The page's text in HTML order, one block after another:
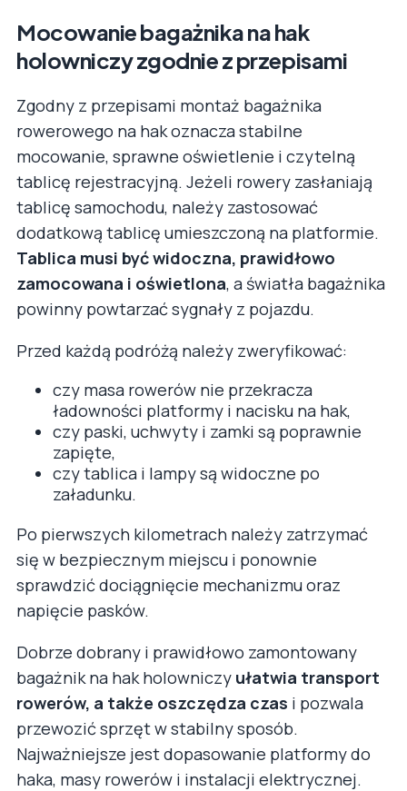
Mocowanie bagażnika na hak
holowniczy zgodnie z przepisami
Zgodny z przepisami montaż bagażnika
rowerowego na hak oznacza stabilne
mocowanie, sprawne oświetlenie i czytelną
tablicę rejestracyjną. Jeżeli rowery zasłaniają
tablicę samochodu, należy zastosować
dodatkową tablicę umieszczoną na platformie.
Tablica musi być widoczna, prawidłowo
zamocowana i oświetlona, a światła bagażnika
powinny powtarzać sygnały z pojazdu.
Przed każdą podróżą należy zweryfikować:
czy masa rowerów nie przekracza
ładowności platformy i nacisku na hak,
czy paski, uchwyty i zamki są poprawnie
zapięte,
czy tablica i lampy są widoczne po
załadunku.
Po pierwszych kilometrach należy zatrzymać
się w bezpiecznym miejscu i ponownie
sprawdzić dociągnięcie mechanizmu oraz
napięcie pasków.
Dobrze dobrany i prawidłowo zamontowany
bagażnik na hak holowniczy ułatwia transport
rowerów, a także oszczędza czas i pozwala
przewozić sprzęt w stabilny sposób.
Najważniejsze jest dopasowanie platformy do
haka, masy rowerów i instalacji elektrycznej.